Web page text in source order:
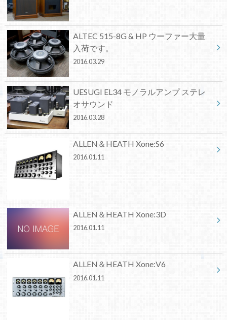
ALTEC 515-8G & HP ウーファー大量
入荷です。
2016.03.29
UESUGI EL34 モノラルアンプ ステレ
オサウンド
2016.03.28
ALLEN＆HEATH Xone:S6
2016.01.11
ALLEN＆HEATH Xone:3D
2016.01.11
ALLEN＆HEATH Xone:V6
2016.01.11